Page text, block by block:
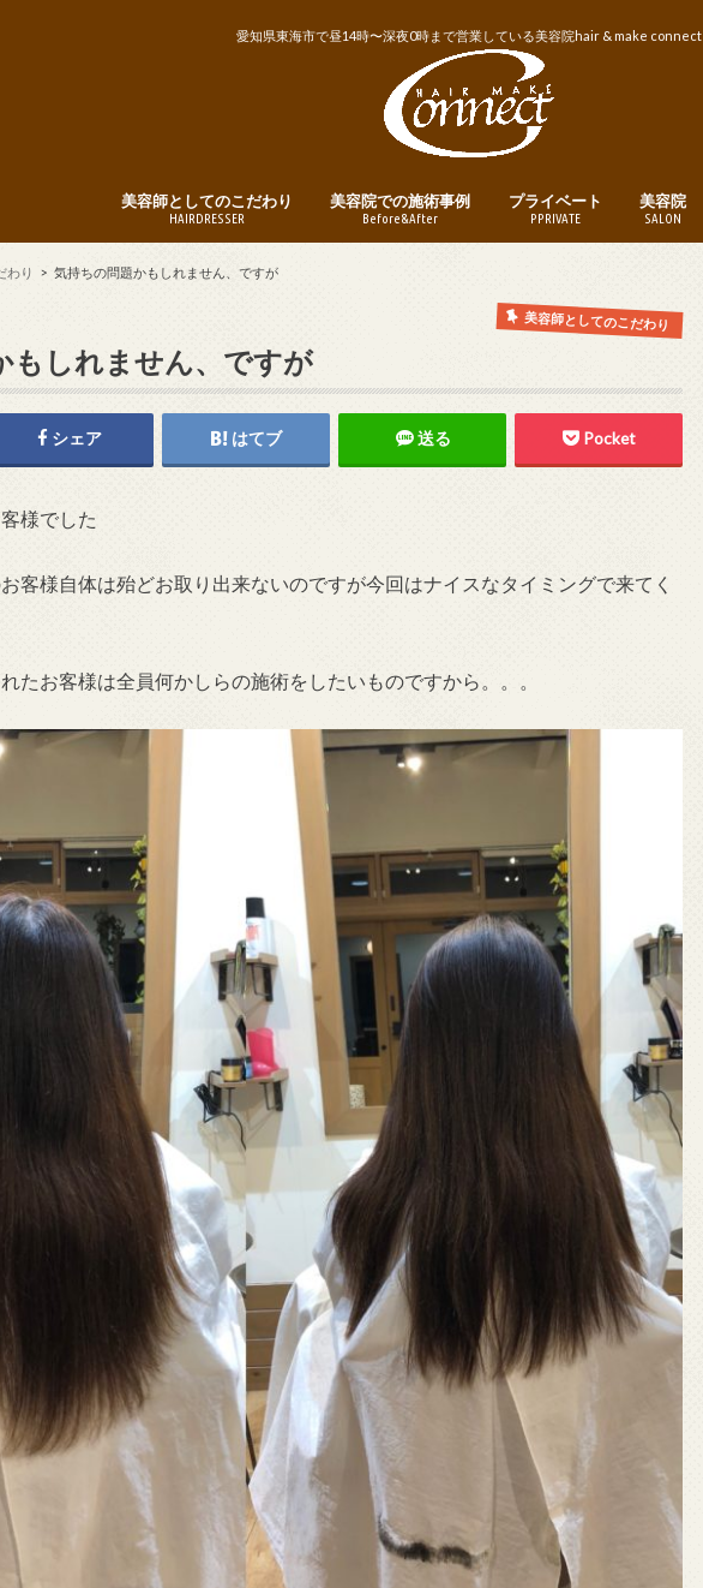
愛知県東海市で昼14時〜深夜0時まで営業している美容院hair & make connect
美容師としてのこだわり
HAIRDRESSER
美容院での施術事例
Before&After
プライベート
PPRIVATE
美容院
SALON
わり 気持ちの問題かもしれません、ですが
美容師としてのこだわり
もしれません、ですが
シェア はてブ 送る Pocket
様でした
客様自体は殆どお取り出来ないのですが今回はナイスなタイミングで来てく
たお客様は全員何かしらの施術をしたいものですから。。。